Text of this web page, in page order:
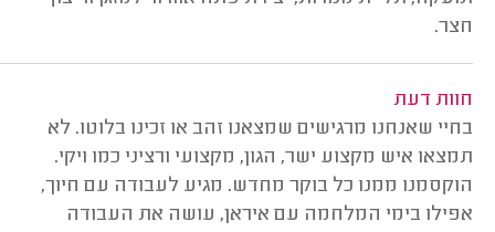
חצר.
חוות דעת
בחיי שאנחנו מרגישים שמצאנו זהב או זכינו בלוטו. לא
תמצאו איש מקצוע ישר, הגון, מקצועי ורציני כמו ויקי.
הוקסמנו ממנו כל בוקר מחדש. מגיע לעבודה עם חיוך,
אפילו בימי המלחמה עם איראן, עושה את העבודה